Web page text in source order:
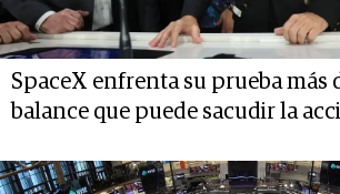
SpaceX enfrenta su prueba más
balance que puede sacudir la